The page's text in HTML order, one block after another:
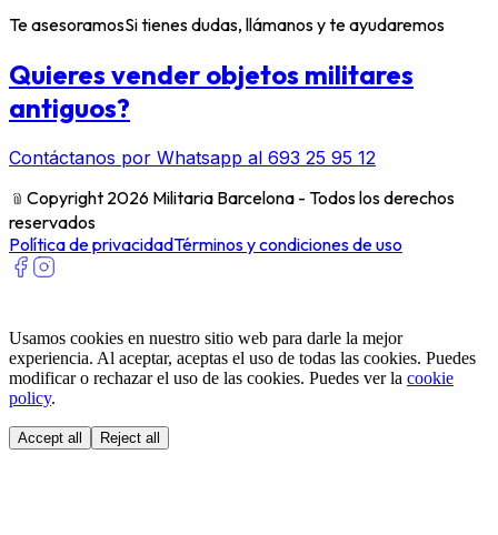
Te asesoramosSi tienes dudas, llámanos y te ayudaremos
Quieres vender objetos militares
antiguos?
Contáctanos por Whatsapp al 693 25 95 12
﹫ Copyright 2026 Militaria Barcelona - Todos los derechos
reservados
Política de privacidadTérminos y condiciones de uso
Usamos cookies en nuestro sitio web para darle la mejor
experiencia. Al aceptar, aceptas el uso de todas las cookies. Puedes
modificar o rechazar el uso de las cookies. Puedes ver la cookie
policy.
Accept all Reject all